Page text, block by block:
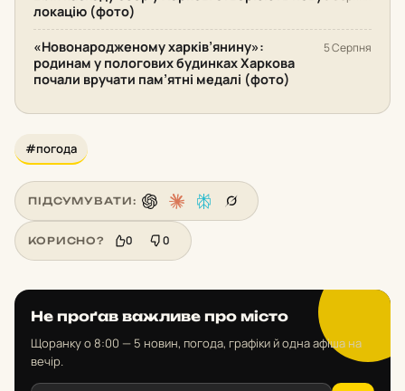
локацію (фото)
«Новонародженому харків’янину»:
родинам у пологових будинках Харкова
почали вручати пам’ятні медалі (фото)
5 Серпня
#погода
ПІДСУМУВАТИ:
КОРИСНО? 0 0
Не проґав важливе про місто
Щоранку о 8:00 — 5 новин, погода, графіки й одна афіша на
вечір.